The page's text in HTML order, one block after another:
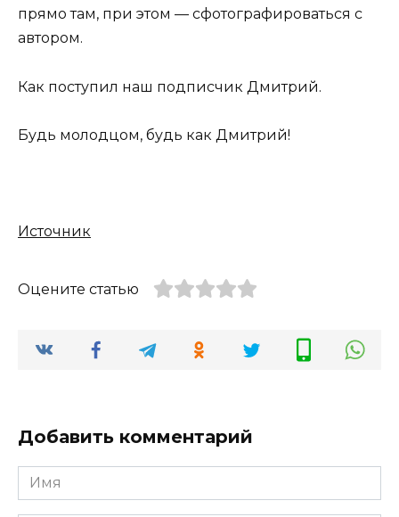
прямо там, при этом — сфотографироваться с
автором.
Как поступил наш подписчик Дмитрий.
Будь молодцом, будь как Дмитрий!
Источник
Оцените статью
Добавить комментарий
Имя
*